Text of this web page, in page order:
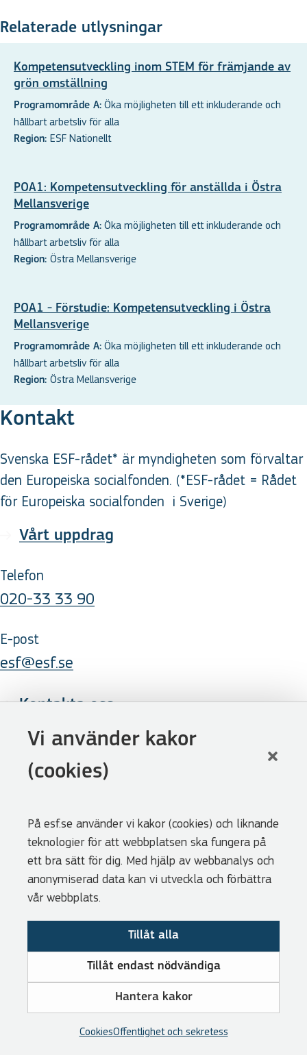
Vi använder kakor
(cookies)
På esf.se använder vi kakor (cookies) och liknande
teknologier för att webbplatsen ska fungera på
ett bra sätt för dig. Med hjälp av webbanalys och
anonymiserad data kan vi utveckla och förbättra
vår webbplats.
Tillåt alla
Tillåt endast nödvändiga
Hantera kakor
CookiesOffentlighet och sekretess
Relaterade utlysningar
Kompetensutveckling inom STEM för främjande av
grön omställning
Programområde A: Öka möjligheten till ett inkluderande och
hållbart arbetsliv för alla
Region: ESF Nationellt
POA1: Kompetensutveckling för anställda i Östra
Mellansverige
Programområde A: Öka möjligheten till ett inkluderande och
hållbart arbetsliv för alla
Region: Östra Mellansverige
POA1 - Förstudie: Kompetensutveckling i Östra
Mellansverige
Programområde A: Öka möjligheten till ett inkluderande och
hållbart arbetsliv för alla
Region: Östra Mellansverige
Kontakt
Svenska ESF-rådet* är myndigheten som förvaltar
den Europeiska socialfonden. (*ESF-rådet = Rådet
för Europeiska socialfonden i Sverige)
Vårt uppdrag
Telefon
020-33 33 90
E-post
esf@esf.se
Kontakta oss
Följ oss
LinkedIn
Genvägar
Webbshoppen
Visselblåsarfunktion